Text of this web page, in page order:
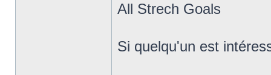
All Strech Goals
Si quelqu'un est